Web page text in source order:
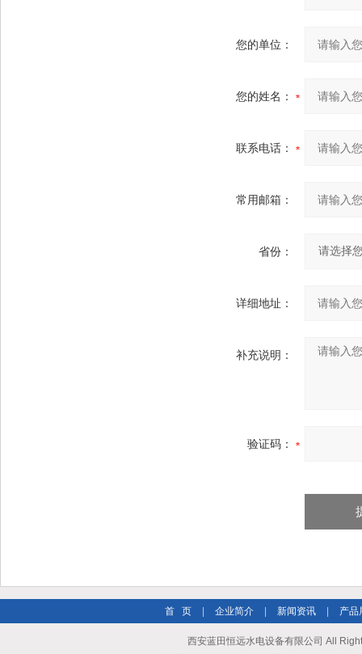
您的单位：
您的姓名：
联系电话：
常用邮箱：
省份：
详细地址：
补充说明：
验证码：
首 页 企业简介 新闻资讯 产品
西安蓝田恒远水电设备有限公司 All